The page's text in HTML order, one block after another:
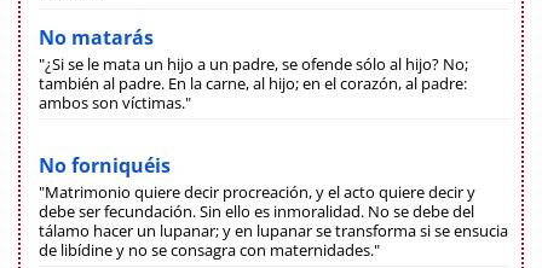
No matarás
"¿Si se le mata un hijo a un padre, se ofende sólo al hijo? No;
también al padre. En la carne, al hijo; en el corazón, al padre:
ambos son víctimas."
No forniquéis
"Matrimonio quiere decir procreación, y el acto quiere decir y
debe ser fecundación. Sin ello es inmoralidad. No se debe del
tálamo hacer un lupanar; y en lupanar se transforma si se ensucia
de libídine y no se consagra con maternidades."